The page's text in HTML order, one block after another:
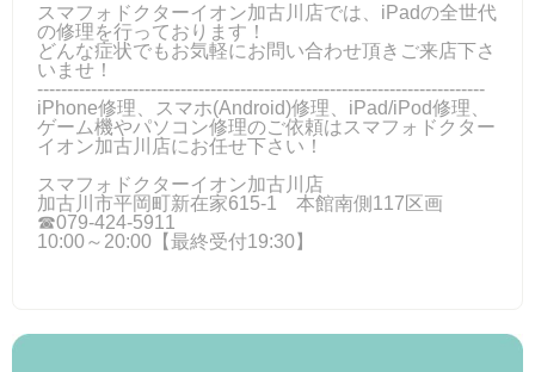
スマフォドクターイオン加古川店では、iPadの全世代
の修理を行っております！
どんな症状でもお気軽にお問い合わせ頂きご来店下さ
いませ！
---------------------------------------------------------------------------
iPhone修理、スマホ(Android)修理、iPad/iPod修理、
ゲーム機やパソコン修理のご依頼はスマフォドクター
イオン加古川店にお任せ下さい！
スマフォドクターイオン加古川店
加古川市平岡町新在家615-1 本館南側117区画
☎079-424‐5911
10:00～20:00【最終受付19:30】